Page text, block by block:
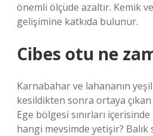
önemli ölçüde azaltır. Kemik
gelişimine katkıda bulunur.
Cibes otu ne
Karnabahar ve lahananın
kesildikten sonra ortaya
Ege bölgesi sınırları
hangi mevsimde yetişir? Balık